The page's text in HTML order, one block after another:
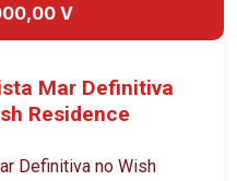
V
Mar Definitiva
Residence
Definitiva no Wish